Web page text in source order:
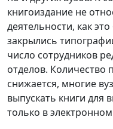
книгоиздание не
деятельности, как
закрылись
число сотрудников
отделов. Количество
снижается, многие
выпускать книги для
только в